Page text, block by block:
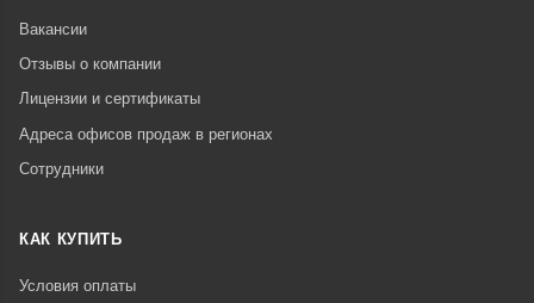
Вакансии
Отзывы о компании
Лицензии и сертификаты
Адреса офисов продаж в регионах
Сотрудники
КАК КУПИТЬ
Условия оплаты